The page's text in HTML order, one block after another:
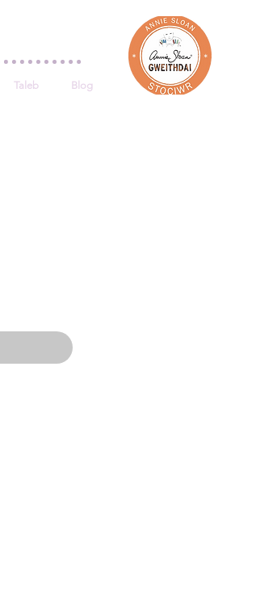
Taleb Blog